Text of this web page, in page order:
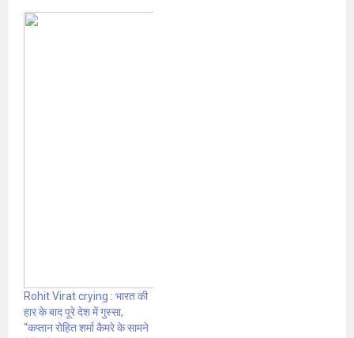
Rohit Virat crying : भारत की
हार के बाद पूरे देश में गुस्सा,
“कप्तान रोहित शर्मा कैमरे के सामने